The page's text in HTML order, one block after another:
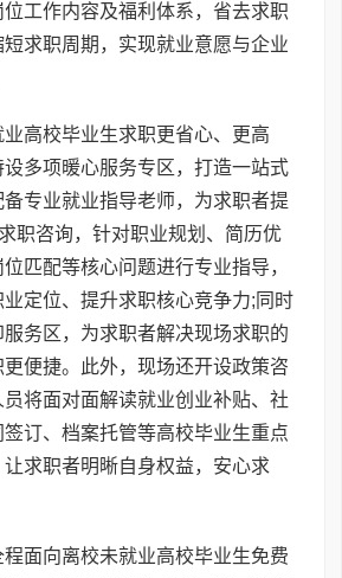
工作内容及福利体系，省去求职
求职周期，实现就业意愿与企业
高校毕业生求职更省心、更高
多项暖心服务专区，打造一站式
专业就业指导老师，为求职者提
职咨询，针对职业规划、简历优
匹配等核心问题进行专业指导，
定位、提升求职核心竞争力;同时
务区，为求职者解决现场求职的
更便捷。此外，现场还开设政策咨
将面对面解读就业创业补贴、社
订、档案托管等高校毕业生重点
求职者明晰自身权益，安心求
面向离校未就业高校毕业生免费